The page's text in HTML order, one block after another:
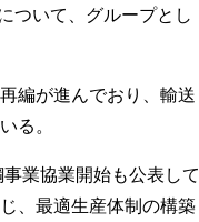
ついて、グループとし
編が進んでおり、輸送
る。
業協業開始も公表して
、最適生産体制の構築